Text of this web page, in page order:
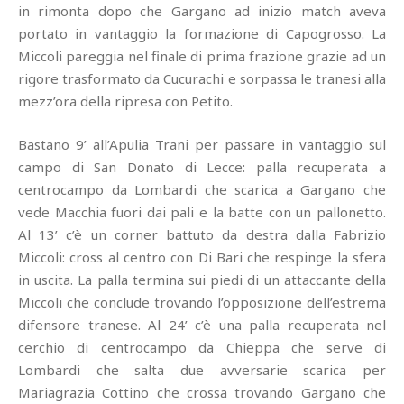
in rimonta dopo che Gargano ad inizio match aveva
portato in vantaggio la formazione di Capogrosso. La
Miccoli pareggia nel finale di prima frazione grazie ad un
rigore trasformato da Cucurachi e sorpassa le tranesi alla
mezz’ora della ripresa con Petito.
Bastano 9’ all’Apulia Trani per passare in vantaggio sul
campo di San Donato di Lecce: palla recuperata a
centrocampo da Lombardi che scarica a Gargano che
vede Macchia fuori dai pali e la batte con un pallonetto.
Al 13’ c’è un corner battuto da destra dalla Fabrizio
Miccoli: cross al centro con Di Bari che respinge la sfera
in uscita. La palla termina sui piedi di un attaccante della
Miccoli che conclude trovando l’opposizione dell’estrema
difensore tranese. Al 24’ c’è una palla recuperata nel
cerchio di centrocampo da Chieppa che serve di
Lombardi che salta due avversarie scarica per
Mariagrazia Cottino che crossa trovando Gargano che